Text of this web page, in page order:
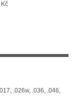
.026w, .036, .046,